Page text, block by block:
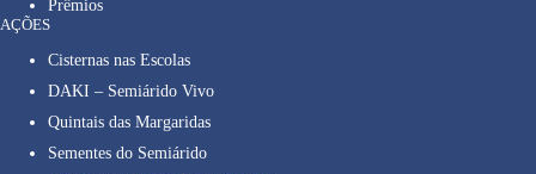
Prêmios
AÇÕES
Cisternas nas Escolas
DAKI – Semiárido Vivo
Quintais das Margaridas
Sementes do Semiárido